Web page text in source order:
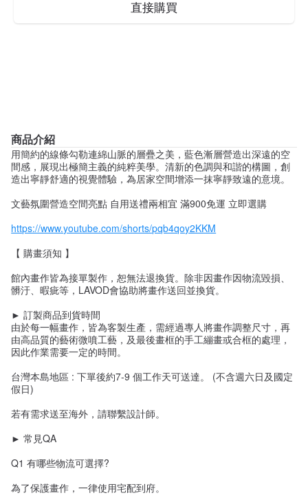
直接購買
商品介紹
用簡約的線條勾勒連綿山脈的層疊之美，藍色漸層營造出深遠的空
間感，展現出極簡主義的純粹美學。清新的色調與和諧的構圖，創
造出寧靜舒適的視覺體驗，為居家空間增添一抹寧靜致遠的意境。
文藝氛圍營造空間亮點 自用送禮兩相宜 滿900免運 立即選購
https://www.youtube.com/shorts/pqb4qoy2KKM
【 購畫須知 】
館內畫作皆為接單製作，恕無法退換貨。除非因畫作因物流毀損、
髒汙、暇疵等，LAVOD會協助將畫作送回並換貨。
► 訂製商品到貨時間
由於每一幅畫作，皆為客製生產，需經過專人將畫作調整尺寸，再
由高品質的藝術微噴工藝，及最後畫框的手工繃畫或合框的處理，
因此作業需要一定的時間。
台灣本島地區 : 下單後約7-9 個工作天可送達。 (不含週六日及國定
假日)
若有需求送至海外，請聯繫設計師。
► 常見QA
Q1 有哪些物流可選擇?
為了保護畫作，一律使用宅配到府。